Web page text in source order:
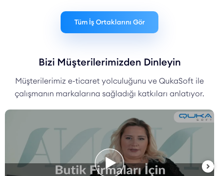
Tüm İş Ortaklarını Gör
Bizi Müşterilerimizden Dinleyin
Müşterilerimiz e-ticaret yolculuğunu ve QukaSoft ile
çalışmanın markalarına sağladığı katkıları anlatıyor.